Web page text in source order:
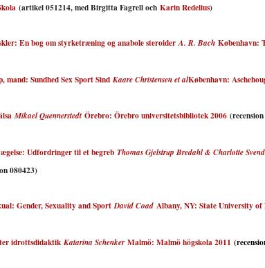
(artikel 051214, med Birgitta Fagrell och Karin Redelius)
En bog om styrketræning og anabole steroider A. R. Bach København:
mand: Sundhed Sex Sport Sind Kaare Christensen et alKøbenhavn:
Mikael Quennerstedt Örebro: Örebro universitetsbibliotek 2006
Udfordringer til et begreb Thomas Gjelstrup Bredahl & Charlotte
080423)
Gender, Sexuality and Sport David Coad Albany, NY: State University of
idrottsdidaktik Katarina SchenkerMalmö: Malmö högskola 2011